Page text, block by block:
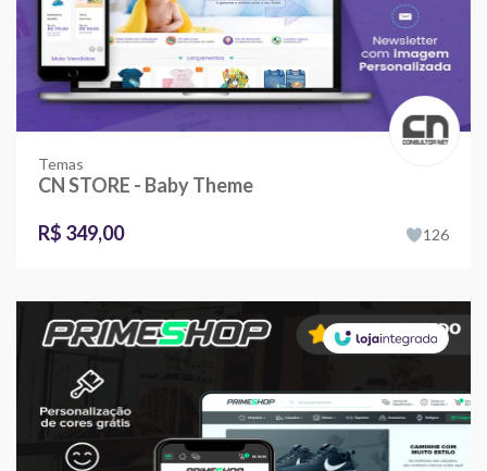
Temas
CN STORE - Baby Theme
R$ 349,00
126